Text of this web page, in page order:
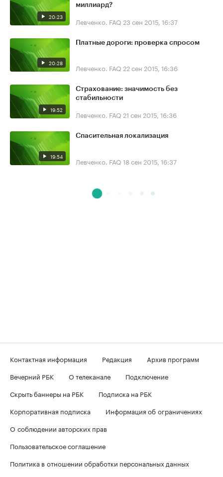
20:23
миллиард?
Левченко. FAQ 23 сен 2015, 16:37
20:28
Платные дороги: проверка спросом
Левченко. FAQ 22 сен 2015, 16:36
19:52
Страхование: значимость без
стабильности
Левченко. FAQ 21 сен 2015, 16:36
19:54
Спасительная локализация
Левченко. FAQ 18 сен 2015, 16:37
Контактная информация Редакция
Архив программ
Вечерний РБК
О телеканале
Подключение
Скрыть баннеры на РБК
Подписка на РБК
Корпоративная подписка
Информация об ограничениях
О соблюдении авторских прав
Пользовательское соглашение
Политика в отношении обработки персональных данных